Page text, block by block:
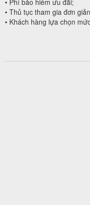
• Phí bảo hiểm ưu đãi;
• Thủ tục tham gia đơn
• Khách hàng lựa chọn